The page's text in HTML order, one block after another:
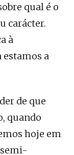
qual é o
carácter.
à
estamos a
de que
quando
hoje em